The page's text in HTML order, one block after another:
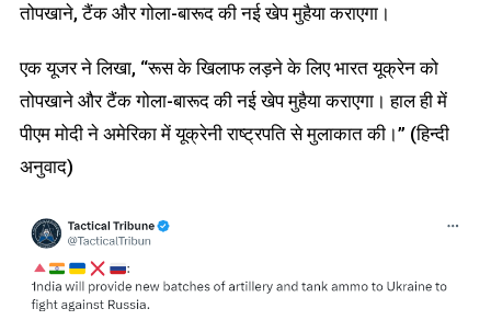
तोपखाने, टैंक और गोला-बारूद की नई खेप मुहैया कराएगा।
एक यूजर ने लिखा, “रूस के खिलाफ लड़ने के लिए भारत यूक्रेन को
तोपखाने और टैंक गोला-बारूद की नई खेप मुहैया कराएगा। हाल ही में
पीएम मोदी ने अमेरिका में यूक्रेनी राष्ट्रपति से मुलाकात की।” (हिन्दी
अनुवाद)